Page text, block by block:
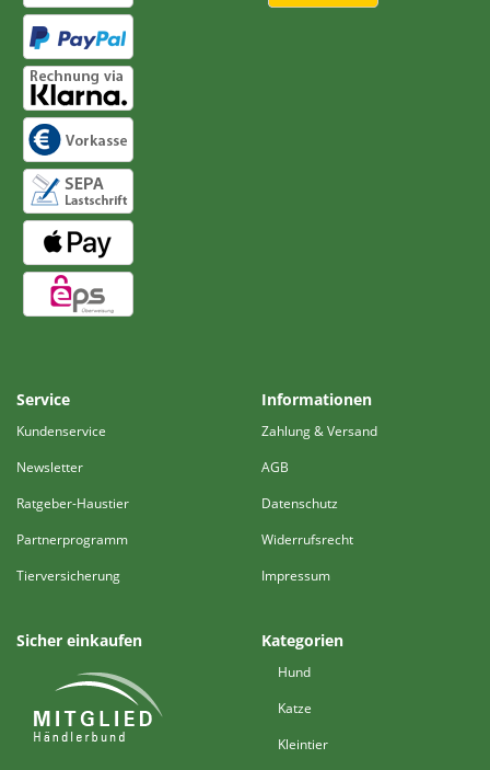
Service
Kundenservice
Newsletter
Ratgeber-Haustier
Partnerprogramm
Tierversicherung
Informationen
Zahlung & Versand
AGB
Datenschutz
Widerrufsrecht
Impressum
Sicher einkaufen Kategorien
Hund
Katze
Kleintier